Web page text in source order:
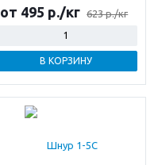
от 495 р./кг 623 р./кг
В КОРЗИНУ